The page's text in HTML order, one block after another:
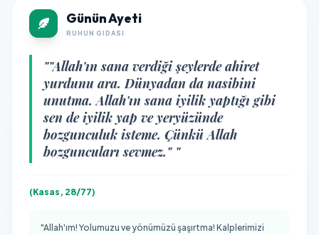
Günün Ayeti
RUHUN GIDASI
""Allah'ın sana verdiği şeylerde ahiret
yurdunu ara. Dünyadan da nasibini
unutma. Allah'ın sana iyilik yaptığı gibi
sen de iyilik yap ve yeryüzünde
bozgunculuk isteme. Çünkü Allah
bozguncuları sevmez." "
(Kasas, 28/77)
"Allah'ım! Yolumuzu ve yönümüzü şaşırtma! Kalplerimizi